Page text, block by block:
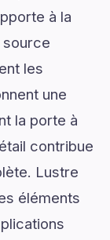
à la
les
une
la porte à
contribue
Lustre
éléments